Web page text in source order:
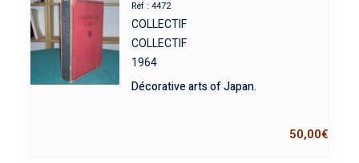
Réf : 4472
COLLECTIF
COLLECTIF
1964
Décorative arts of Japan.
50,00€